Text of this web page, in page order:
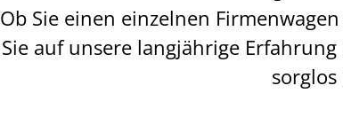
Ob Sie einen einzelnen
Sie auf unsere langjährige